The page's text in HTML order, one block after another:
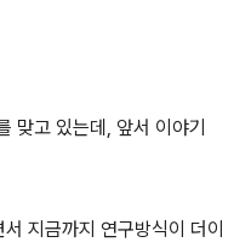
맞고 있는데, 앞서 이야기
지금까지 연구방식이 더이